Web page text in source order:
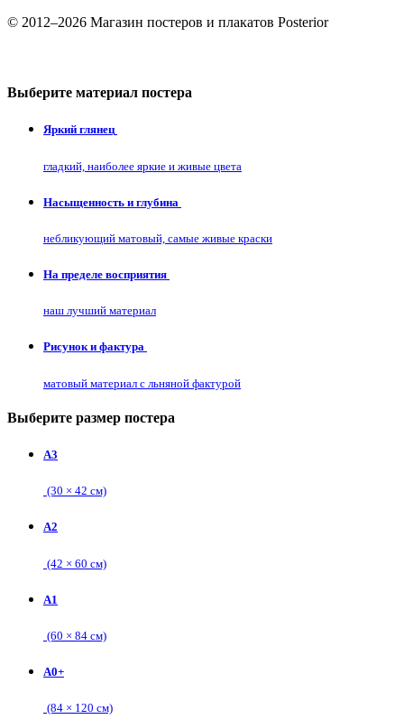
© 2012–2026 Магазин постеров и плакатов Posterior
Выберите материал постера
Яркий глянец
гладкий, наиболее яркие и живые цвета
Насыщенность и глубина
небликующий матовый, самые живые краски
На пределе восприятия
наш лучший материал
Рисунок и фактура
матовый материал с льняной фактурой
Выберите размер постера
А3
(30 × 42 см)
А2
(42 × 60 см)
А1
(60 × 84 см)
А0+
(84 × 120 см)